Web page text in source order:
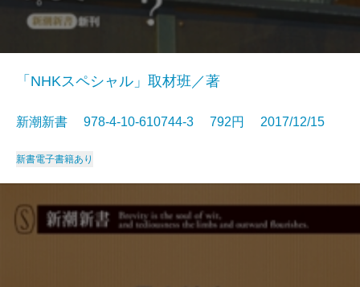
「NHKスペシャル」取材班／著
新潮新書 978-4-10-610744-3 792円 2017/12/15
新書電子書籍あり